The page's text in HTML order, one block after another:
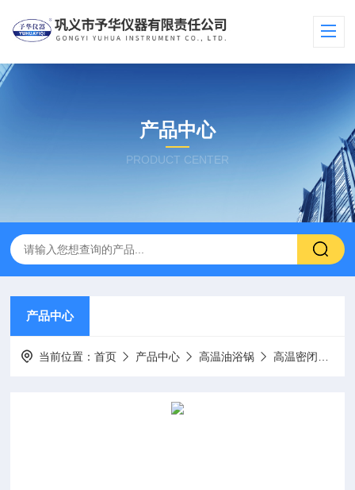
产品中心
PRODUCT CENTER
产品中心
当前位置：首页 产品中心 高温油浴锅 高温密闭式油浴槽